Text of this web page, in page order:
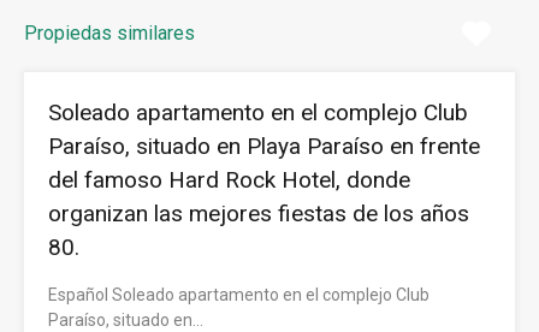
Propiedas similares
Soleado apartamento en el complejo Club
Paraíso, situado en Playa Paraíso en frente
del famoso Hard Rock Hotel, donde
organizan las mejores fiestas de los años
80.
Español Soleado apartamento en el complejo Club
Paraíso, situado en…